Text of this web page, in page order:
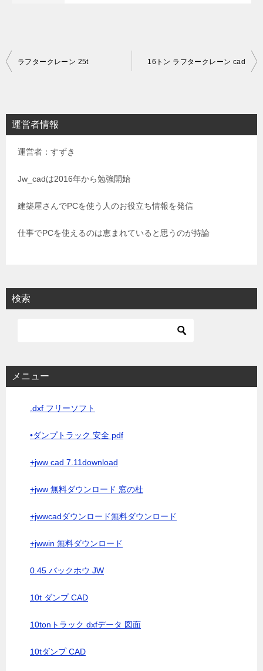
投
ビ
ゲ
ラフタークレーン 25t 16トン ラフタークレーン cad
運営者情報
運営者：すずき
Jw_cadは2016年から勉強開始
建築屋さんでPCを使う人のお役立ち情報を発信
仕事でPCを使えるのは恵まれていると思うのが持論
検索
メニュー
.dxf フリーソフト
•ダンプトラック 安全 pdf
+jww cad 7.11download
+jww 無料ダウンロード 窓の杜
+jwwcadダウンロード無料ダウンロード
+jwwin 無料ダウンロード
0.45 バックホウ JW
10t ダンプ CAD
10tonトラック dxfデータ 図面
10tダンプ CAD